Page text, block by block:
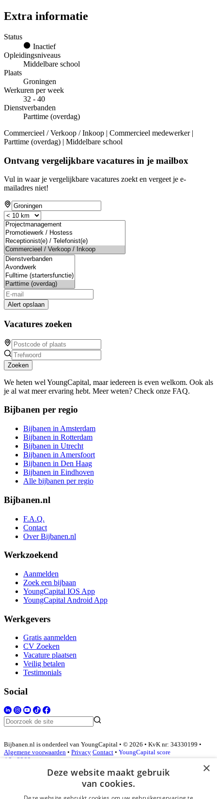
Extra informatie
Status
Inactief
Opleidingsniveaus
Middelbare school
Plaats
Groningen
Werkuren per week
32 - 40
Dienstverbanden
Parttime (overdag)
Commercieel / Verkoop / Inkoop | Commercieel medewerker |
Parttime (overdag) | Middelbare school
Ontvang vergelijkbare vacatures in je mailbox
Vul in waar je vergelijkbare vacatures zoekt en vergeet je e-
mailadres niet!
Alert opslaan
Vacatures zoeken
Zoeken
We heten wel YoungCapital, maar iedereen is even welkom. Ook als
je al wat meer ervaring hebt. Meer weten? Check onze FAQ.
Bijbanen per regio
Bijbanen in Amsterdam
Bijbanen in Rotterdam
Bijbanen in Utrecht
Bijbanen in Amersfoort
Bijbanen in Den Haag
Bijbanen in Eindhoven
Alle bijbanen per regio
Bijbanen.nl
F.A.Q.
Contact
Over Bijbanen.nl
Werkzoekend
Aanmelden
Zoek een bijbaan
YoungCapital IOS App
YoungCapital Android App
Werkgevers
Gratis aanmelden
CV Zoeken
Vacature plaatsen
Veilig betalen
Testimonials
Social
Bijbanen.nl is onderdeel van YoungCapital • © 2026 • KvK nr: 34330199 •
Algemene voorwaarden • Privacy Contact • YoungCapital score
4.3 - 3366 reviews
Inloggen als bedrijf
×
Deze website maakt gebruik
van cookies.